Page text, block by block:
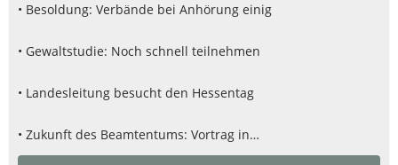
• Besoldung: Verbände bei Anhörung einig
• Gewaltstudie: Noch schnell teilnehmen
• Landesleitung besucht den Hessentag
• Zukunft des Beamtentums: Vortrag in…